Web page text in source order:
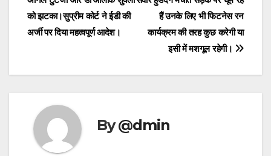
navigation
हैं उनके लिए भी फिटनेस रन
कार्यक्रम की तरह कुछ करेगी या
इसी में मशगूल रहेगी।
को झटका।सुप्रीम कोर्ट ने ईडी की
अर्जी पर दिया महत्वपूर्ण आदेश।
By@dmin